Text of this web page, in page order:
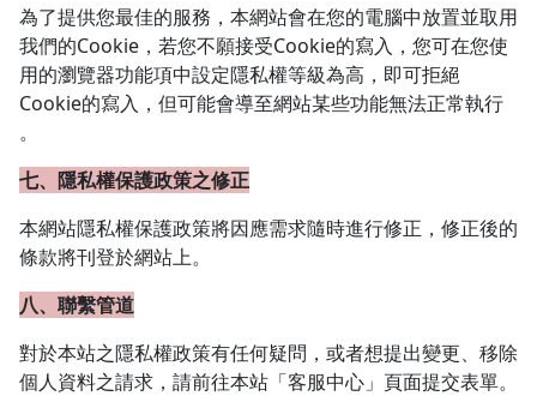
為了提供您最佳的服務，本網站會在您的電腦中放置並取用
我們的Cookie，若您不願接受Cookie的寫入，您可在您使
用的瀏覽器功能項中設定隱私權等級為高，即可拒絕
Cookie的寫入，但可能會導至網站某些功能無法正常執行
。
七、隱私權保護政策之修正
本網站隱私權保護政策將因應需求隨時進行修正，修正後的
條款將刊登於網站上。
八、聯繫管道
對於本站之隱私權政策有任何疑問，或者想提出變更、移除
個人資料之請求，請前往本站「客服中心」頁面提交表單。